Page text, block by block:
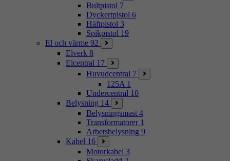
Bultpistol 7
Dyckertpistol 6
Häftpistol 3
Spikpistol 19
El och värme 92
Elverk 8
Elcentral 17
Huvudcentral 7
125A 1
Undercentral 10
Belysning 14
Belysningsmast 4
Transformatorer 1
Arbetsbelysning 9
Kabel 16
Motorkabel 3